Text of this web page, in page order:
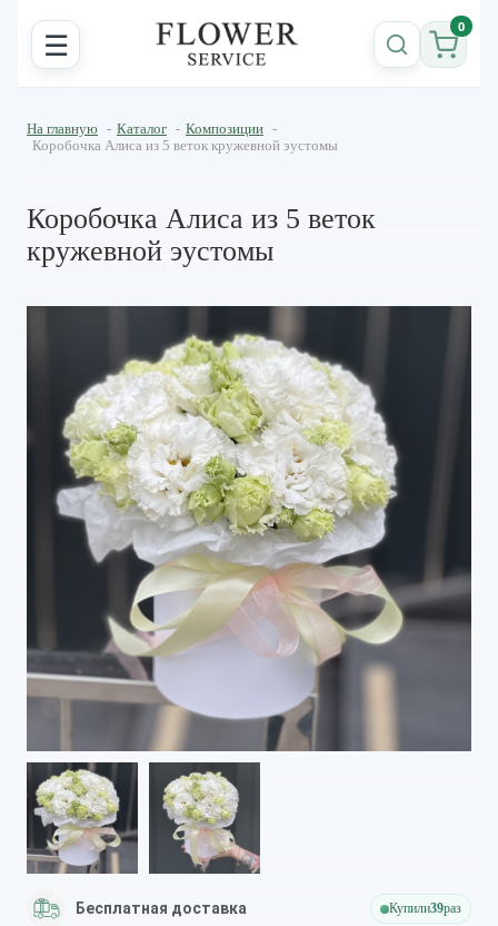
☰ 0
На главную - Каталог - Композиции -
Коробочка Алиса из 5 веток кружевной эустомы
Коробочка Алиса из 5 веток
кружевной эустомы
Бесплатная доставка Купили39раз